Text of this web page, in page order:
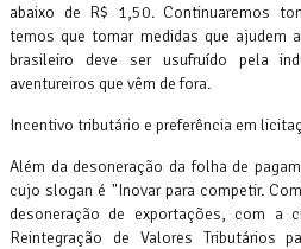
abaixo de R$ 1,50. Continuaremos
temos que tomar medidas que ajudem
brasileiro deve ser usufruído pela
aventureiros que vêm de fora.
Incentivo tributário e preferência em
Além da desoneração da folha de
cujo slogan é "Inovar para competir.
desoneração de exportações, com a
Reintegração de Valores Tributários